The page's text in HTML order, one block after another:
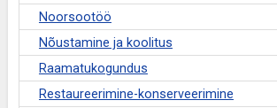
Noorsootöö
Nõustamine ja koolitus
Raamatukogundus
Restaureerimine-konserveerimine